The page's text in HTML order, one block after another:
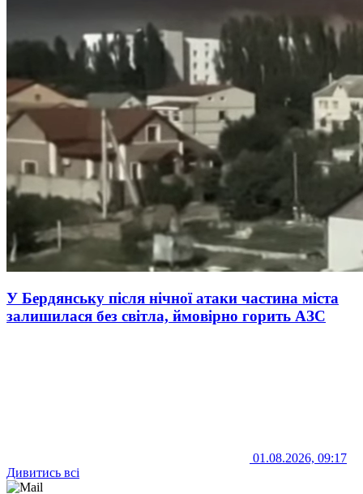
У Бердянську після нічної атаки частина міста
залишилася без світла, ймовірно горить АЗС
01.08.2026, 09:17
Дивитись всі